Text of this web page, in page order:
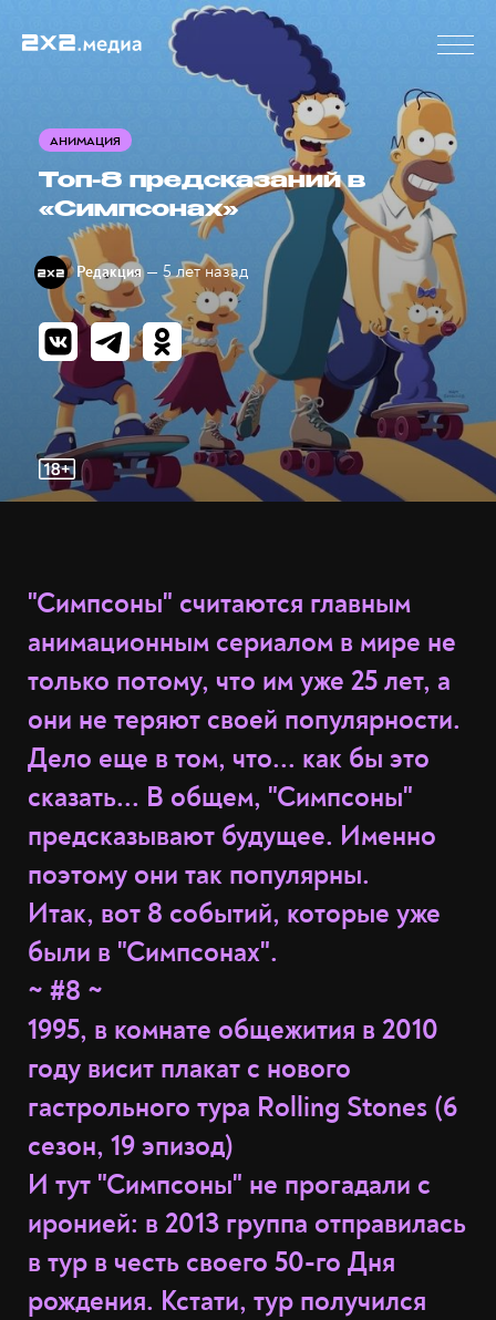
АНИМАЦИЯ
Топ-8 предсказаний в
«Симпсонах»
Редакция — 5 лет назад
"Симпсоны" считаются главным
анимационным сериалом в мире не
только потому, что им уже 25 лет, а
они не теряют своей популярности.
Дело еще в том, что... как бы это
сказать... В общем, "Симпсоны"
предсказывают будущее. Именно
поэтому они так популярны.
Итак, вот 8 событий, которые уже
были в "Симпсонах".
~ #8 ~
1995, в комнате общежития в 2010
году висит плакат с нового
гастрольного тура Rolling Stones (6
сезон, 19 эпизод)
И тут "Симпсоны" не прогадали с
иронией: в 2013 группа отправилась
в тур в честь своего 50-го Дня
рождения. Кстати, тур получился